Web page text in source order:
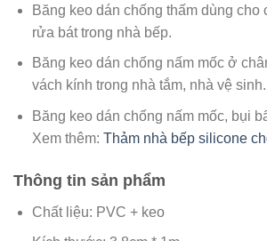
Băng keo dán chống thấm dùng cho
rửa bát trong nhà bếp.
Băng keo dán chống nấm mốc ở
vách kính trong nhà tắm, nhà vệ sinh.
Băng keo dán chống nấm mốc, bụi
Xem thêm: Thảm nhà bếp silicone
Thông tin sản phẩm
Chất liệu: PVC + keo